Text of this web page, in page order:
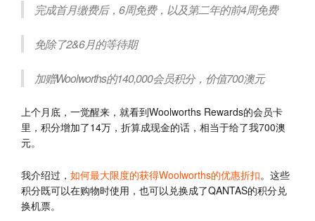
完成首月缴费后，6周免费，以及第二年的前4周免费
免除了2&6月的等待期
加赠Woolworths的140,000会员积分，价值700澳元
上个月底，一觉醒来，就看到Woolworths Rewards的会员卡
里，积分增加了14万，折算成现金的话，相当于给了我700澳
元。
我介绍过， 如何最大限度的获得Woolworths的优惠折扣。这些
积分既可以在购物时使用，也可以兑换成了QANTAS的积分兑
换机票。